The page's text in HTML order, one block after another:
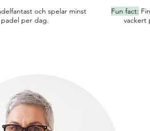
och spelar minst
per dag.
Fun fact:
vackert